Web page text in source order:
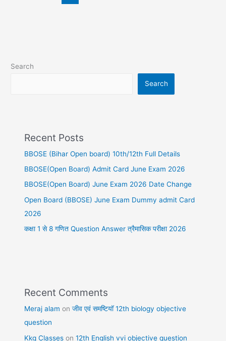
Search
Search
Recent Posts
BBOSE (Bihar Open board) 10th/12th Full Details
BBOSE(Open Board) Admit Card June Exam 2026
BBOSE(Open Board) June Exam 2026 Date Change
Open Board (BBOSE) June Exam Dummy admit Card
2026
कक्षा 1 से 8 गणित Question Answer त्रैमासिक परीक्षा 2026
Recent Comments
Meraj alam onजीव एवं समष्टियॉ 12th biology objective
question
Kkg Classes on12th English vvi objective question